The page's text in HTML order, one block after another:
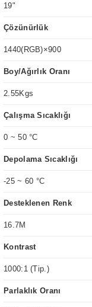
19"
Çözünürlük
1440(RGB)×900
Boy/Ağırlık Oranı
2.55Kgs
Çalışma Sıcaklığı
0 ~ 50 °C
Depolama Sıcaklığı
-25 ~ 60 °C
Desteklenen Renk
16.7M
Kontrast
1000:1 (Tip.)
Parlaklık Oranı